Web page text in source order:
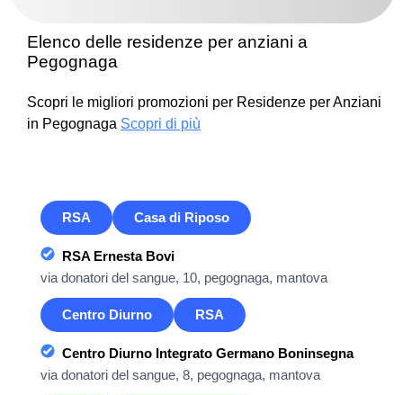
Elenco delle residenze per anziani a
Pegognaga
Scopri le migliori promozioni per Residenze per Anziani
in Pegognaga Scopri di più
RSA Casa di Riposo
RSA Ernesta Bovi
via donatori del sangue, 10, pegognaga, mantova
Centro Diurno RSA
Centro Diurno Integrato Germano Boninsegna
via donatori del sangue, 8, pegognaga, mantova